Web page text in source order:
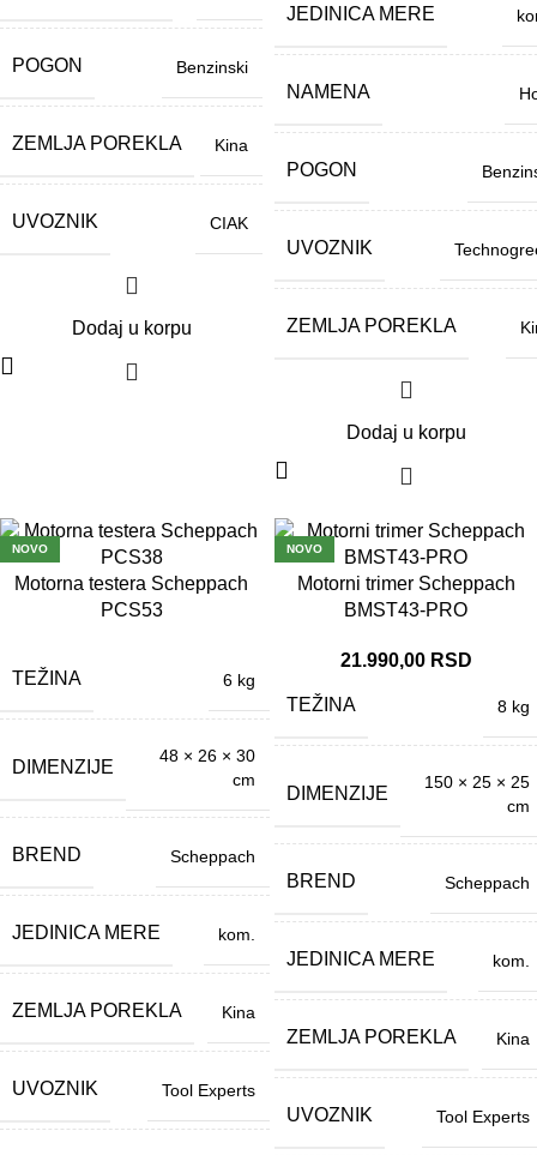
POGON Benzinski
ZEMLJA POREKLA Kina
UVOZNIK CIAK
Dodaj u korpu
JEDINICA MERE
NAMENA
POGON
UVOZNIK
ZEMLJA POREKLA
Dodaj u korpu
NOVO
3 GODINE GARAN
Motorna testera Scheppach
PCS53
TEŽINA 6 kg
DIMENZIJE
48 × 26 × 30
cm
BREND Scheppach
JEDINICA MERE kom.
ZEMLJA POREKLA Kina
UVOZNIK Tool Experts
NOVO
3 GODINE GARAN
CIJA
Motorni trimer Scheppach
BMST43-PRO
21.990,00 RSD
TEŽINA 8 kg
DIMENZIJE
150 × 25 × 25
cm
BREND Scheppach
JEDINICA MERE kom.
ZEMLJA POREKLA Kina
UVOZNIK Tool Experts